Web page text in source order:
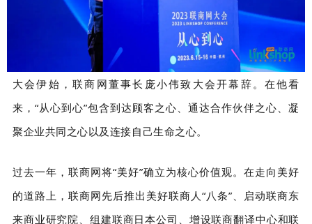
大会伊始，联商网董事长庞小伟致大会开幕辞。在他看
来，“从心到心”包含到达顾客之心、通达合作伙伴之心、凝
聚企业共同之心以及连接自己生命之心。
过去一年，联商网将“美好”确立为核心价值观。在走向美好
的道路上，联商网先后推出美好联商人“八条”、启动联商东
来商业研究院、组建联商日本公司、增设联商翻译中心和联